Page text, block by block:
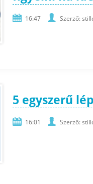
16:47 Szerző:
5 egyszerű
16:01 Szerző: